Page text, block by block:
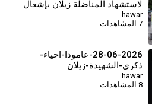
لاستشهاد المناضلة زيلان بإشعال
الشموع في قامشلو
hawar
7 المشاهدات
28-06-2026-عامودا-احياء-
ذكرى-الشهيدة-زيلان
hawar